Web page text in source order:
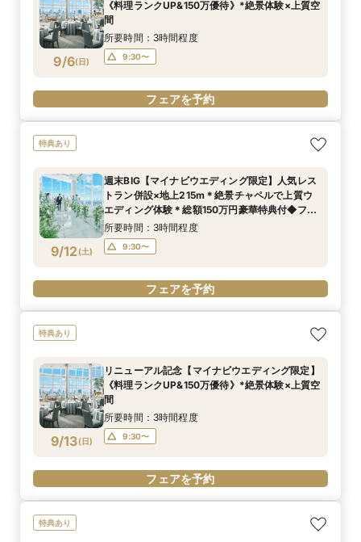
9/6(日)
《料理ランクUP&150万優待》*絶景体験×上質空
間
所要時間：3時間程度
9:30〜
フェアを予約
特典あり
9/12(土)
週末BIG【マイナビウエディング限定】人気レス
トラン併設×地上215m＊絶景チャペルで上質ウ
エディング体験＊総額150万円豪華特典付◆フェ
ア
所要時間：3時間程度
9:30〜
フェアを予約
特典あり
9/13(日)
リニューアル記念【マイナビウエディング限定】
《料理ランクUP&150万優待》*絶景体験×上質空
間
所要時間：3時間程度
9:30〜
フェアを予約
特典あり